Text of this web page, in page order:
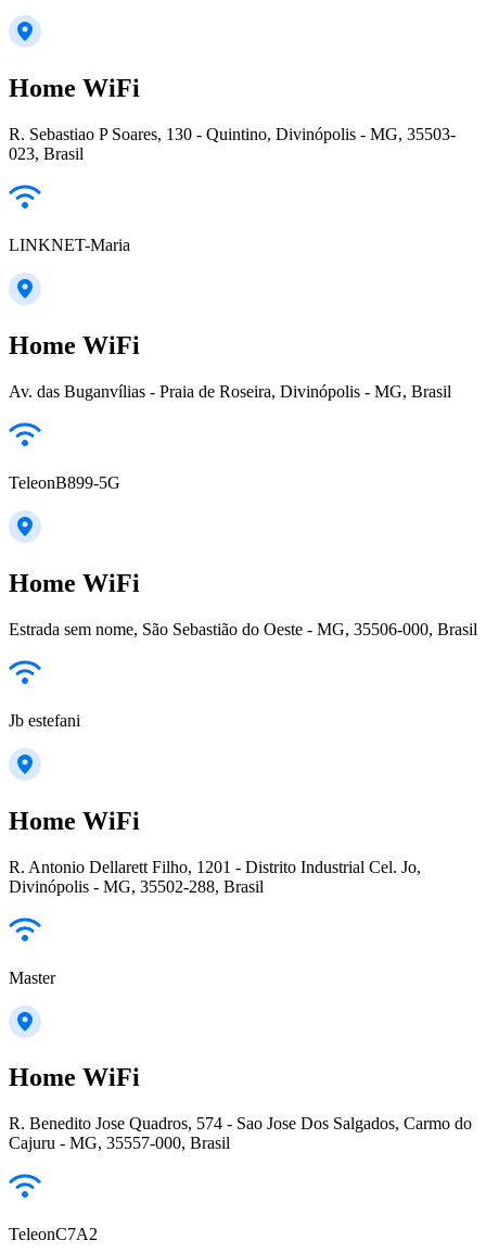
Home WiFi
R. Sebastiao P Soares, 130 - Quintino, Divinópolis - MG, 35503-
023, Brasil
LINKNET-Maria
Home WiFi
Av. das Buganvílias - Praia de Roseira, Divinópolis - MG, Brasil
TeleonB899-5G
Home WiFi
Estrada sem nome, São Sebastião do Oeste - MG, 35506-000, Brasil
Jb estefani
Home WiFi
R. Antonio Dellarett Filho, 1201 - Distrito Industrial Cel. Jo,
Divinópolis - MG, 35502-288, Brasil
Master
Home WiFi
R. Benedito Jose Quadros, 574 - Sao Jose Dos Salgados, Carmo do
Cajuru - MG, 35557-000, Brasil
TeleonC7A2